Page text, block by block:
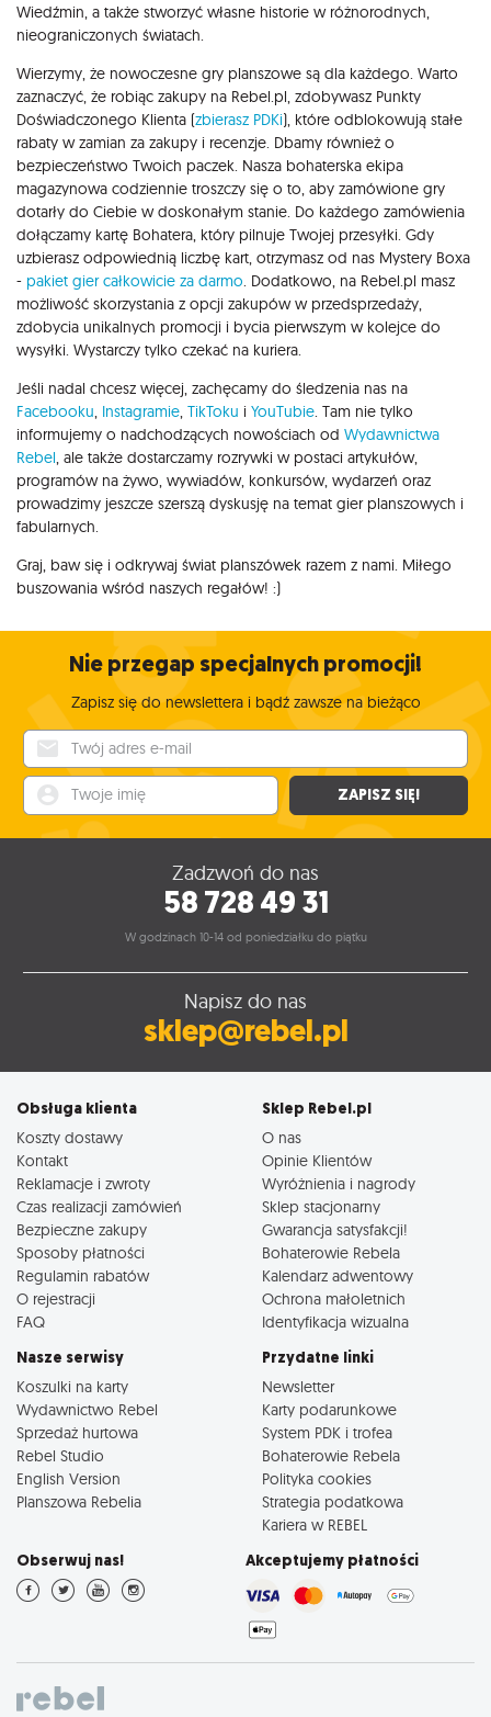
Wiedźmin, a także stworzyć własne historie w różnorodnych,
nieograniczonych światach.
Wierzymy, że nowoczesne gry planszowe są dla każdego. Warto
zaznaczyć, że robiąc zakupy na Rebel.pl, zdobywasz Punkty
Doświadczonego Klienta (zbierasz PDKi), które odblokowują stałe
rabaty w zamian za zakupy i recenzje. Dbamy również o
bezpieczeństwo Twoich paczek. Nasza bohaterska ekipa
magazynowa codziennie troszczy się o to, aby zamówione gry
dotarły do Ciebie w doskonałym stanie. Do każdego zamówienia
dołączamy kartę Bohatera, który pilnuje Twojej przesyłki. Gdy
uzbierasz odpowiednią liczbę kart, otrzymasz od nas Mystery Boxa
- pakiet gier całkowicie za darmo. Dodatkowo, na Rebel.pl masz
możliwość skorzystania z opcji zakupów w przedsprzedaży,
zdobycia unikalnych promocji i bycia pierwszym w kolejce do
wysyłki. Wystarczy tylko czekać na kuriera.
Jeśli nadal chcesz więcej, zachęcamy do śledzenia nas na
Facebooku, Instagramie, TikToku i YouTubie. Tam nie tylko
informujemy o nadchodzących nowościach od Wydawnictwa
Rebel, ale także dostarczamy rozrywki w postaci artykułów,
programów na żywo, wywiadów, konkursów, wydarzeń oraz
prowadzimy jeszcze szerszą dyskusję na temat gier planszowych i
fabularnych.
Graj, baw się i odkrywaj świat planszówek razem z nami. Miłego
buszowania wśród naszych regałów! :)
Nie przegap specjalnych promocji!
Zapisz się do newslettera i bądź zawsze na bieżąco
ZAPISZ SIĘ!
Zadzwoń do nas
58 728 49 31
W godzinach 10-14 od poniedziałku do piątku
Napisz do nas
sklep@rebel.pl
Obsługa klienta
Koszty dostawy
Kontakt
Reklamacje i zwroty
Czas realizacji zamówień
Bezpieczne zakupy
Sposoby płatności
Regulamin rabatów
O rejestracji
FAQ
Sklep Rebel.pl
O nas
Opinie Klientów
Wyróżnienia i nagrody
Sklep stacjonarny
Gwarancja satysfakcji!
Bohaterowie Rebela
Kalendarz adwentowy
Ochrona małoletnich
Identyfikacja wizualna
Nasze serwisy
Koszulki na karty
Wydawnictwo Rebel
Sprzedaż hurtowa
Rebel Studio
English Version
Planszowa Rebelia
Przydatne linki
Newsletter
Karty podarunkowe
System PDK i trofea
Bohaterowie Rebela
Polityka cookies
Strategia podatkowa
Kariera w REBEL
Obserwuj nas! Akceptujemy płatności